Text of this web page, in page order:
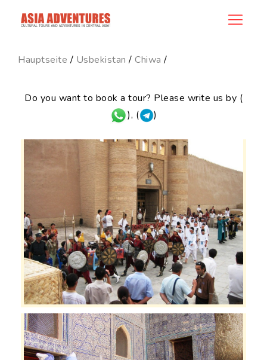
news_id
Hauptseite / Usbekistan / Chiwa /
Do you want to book a tour? Please write us by (
), (
)